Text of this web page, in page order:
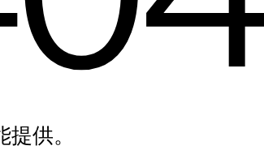
供。